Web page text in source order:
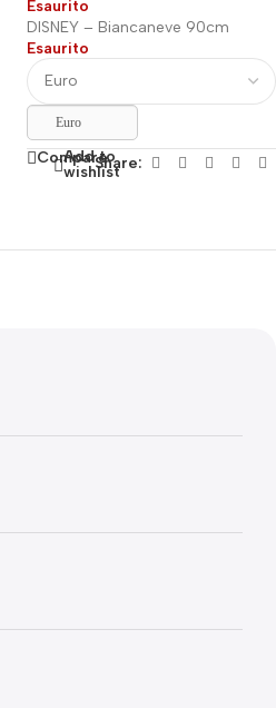
Esaurito
DISNEY – Biancaneve 90cm
Esaurito
Euro
Compare
Add to
wishlistShare: